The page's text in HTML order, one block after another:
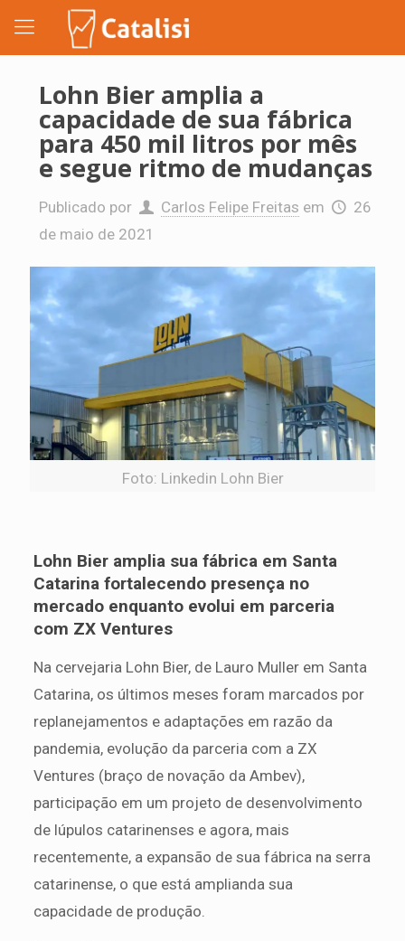
Lohn Bier amplia a
capacidade de sua fábrica
para 450 mil litros por mês
e segue ritmo de mudanças
Publicado por Carlos Felipe Freitas em
26
de maio de 2021
Foto: Linkedin Lohn Bier
Lohn Bier amplia sua fábrica em Santa
Catarina fortalecendo presença no
mercado enquanto evolui em parceria
com ZX Ventures
Na cervejaria Lohn Bier, de Lauro Muller em Santa
Catarina, os últimos meses foram marcados por
replanejamentos e adaptações em razão da
pandemia, evolução da parceria com a ZX
Ventures (braço de novação da Ambev),
participação em um projeto de desenvolvimento
de lúpulos catarinenses e agora, mais
recentemente, a expansão de sua fábrica na serra
catarinense, o que está amplianda sua
capacidade de produção.